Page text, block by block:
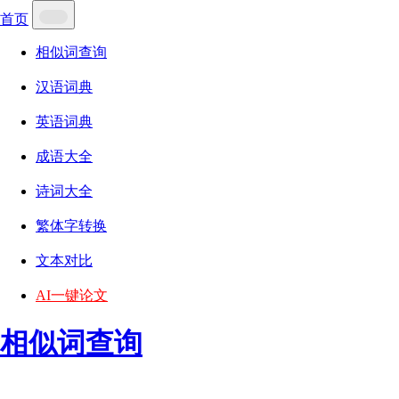
首页
相似词查询
汉语词典
英语词典
成语大全
诗词大全
繁体字转换
文本对比
AI一键论文
相似词查询